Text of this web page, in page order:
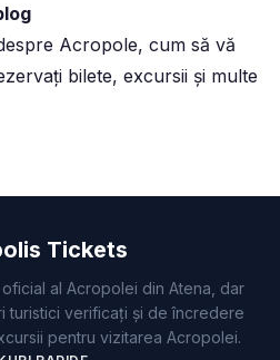
Acropole, cum să vă
bilete, excursii și multe
Tickets
al Acropolei din Atena, dar
turistici verificați și de încredere
pentru vizitarea Acropolei.